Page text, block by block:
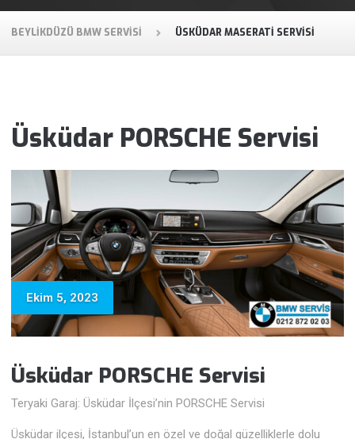
BEYLIKDÜZÜ BMW SERVISI ÜSKÜDAR MASERATI SERVISI
Üsküdar PORSCHE Servisi
Ekim 5, 2023
Üsküdar PORSCHE Servisi
Teryaki Garaj: Üsküdar İlçesi’nin PORSCHE Servisi
Üsküdar ilçesi, İstanbul’un en özel ve doğal güzelliklerle dolu